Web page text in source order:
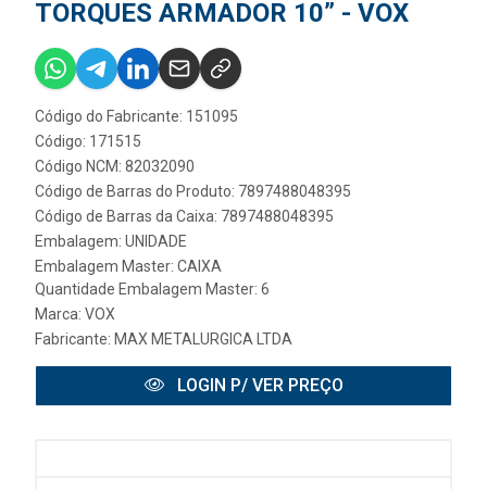
TORQUES ARMADOR 10” - VOX
Código do Fabricante: 151095
Código: 171515
Código NCM: 82032090
Código de Barras do Produto: 7897488048395
Código de Barras da Caixa: 7897488048395
Embalagem: UNIDADE
Embalagem Master: CAIXA
Quantidade Embalagem Master: 6
Marca: VOX
Fabricante: MAX METALURGICA LTDA
LOGIN P/ VER PREÇO